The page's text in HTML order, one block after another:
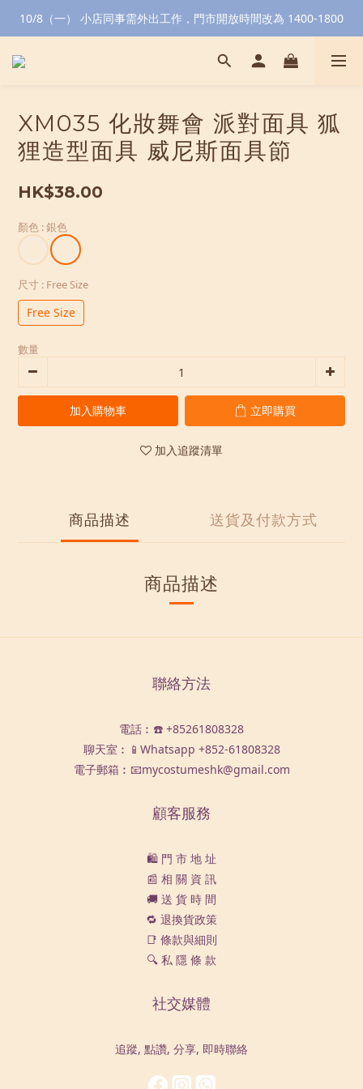
10/8（一） 小店同事需外出工作，門市開放時間改為 1400-1800
XM035 化妝舞會 派對面具 狐
狸造型面具 威尼斯面具節
HK$38.00
顏色 : 銀色
尺寸 : Free Size
Free Size
數量
加入購物車 立即購買
加入追蹤清單
商品描述 送貨及付款方式
商品描述
聯絡方法
電話︰☎️ +85261808328
聊天室︰📱Whatsapp +852-61808328
電子郵箱︰📧mycostumeshk@gmail.com
顧客服務
🛍️ 門 市 地 址
📰 相 關 資 訊
🚚 送 貨 時 間
🔁 退換貨政策
📑 條款與細則
🔍 私 隱 條 款
社交媒體
追蹤, 點讚, 分享, 即時聯絡